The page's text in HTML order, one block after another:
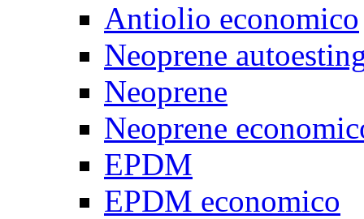
Antiolio economico
Neoprene
Neoprene
Neoprene
EPDM
EPDM economico